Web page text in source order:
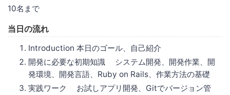
10名まで
当日の流れ
Introduction 本日のゴール、自己紹介
開発に必要な初期知識 システム開発、開発作業、開
発環境、開発言語、Ruby on Rails、作業方法の基礎
実践ワーク お試しアプリ開発、Gitでバージョン管